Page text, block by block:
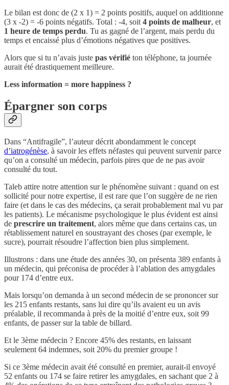
Le bilan est donc de (2 x 1) = 2 points positifs, auquel on additionne
(3 x -2) = -6 points négatifs. Total : -4, soit 4 points de malheur, et
1 heure de temps perdu. Tu as gagné de l’argent, mais perdu du
temps et encaissé plus d’émotions négatives que positives.
Alors que si tu n’avais juste pas vérifié ton téléphone, ta journée
aurait été drastiquement meilleure.
Less information = more happiness ?
Épargner son corps
Dans “Antifragile”, l’auteur décrit abondamment le concept
d’iatrogénèse, à savoir les effets néfastes qui peuvent survenir parce
qu’on a consulté un médecin, parfois pires que de ne pas avoir
consulté du tout.
Taleb attire notre attention sur le phénomène suivant : quand on est
sollicité pour notre expertise, il est rare que l’on suggère de ne rien
faire (et dans le cas des médecins, ça serait probablement mal vu par
les patients). Le mécanisme psychologique le plus évident est ainsi
de prescrire un traitement, alors même que dans certains cas, un
rétablissement naturel en soustrayant des choses (par exemple, le
sucre), pourrait résoudre l’affection bien plus simplement.
Illustrons : dans une étude des années 30, on présenta 389 enfants à
un médecin, qui préconisa de procéder à l’ablation des amygdales
pour 174 d’entre eux.
Mais lorsqu’on demanda à un second médecin de se prononcer sur
les 215 enfants restants, sans lui dire qu’ils avaient eu un avis
préalable, il recommanda à près de la moitié d’entre eux, soit 99
enfants, de passer sur la table de billard.
Et le 3ème médecin ? Encore 45% des restants, en laissant
seulement 64 indemnes, soit 20% du premier groupe !
Si ce 3ème médecin avait été consulté en premier, aurait-il envoyé
52 enfants ou 174 se faire retirer les amygdales, en sachant que 2 à